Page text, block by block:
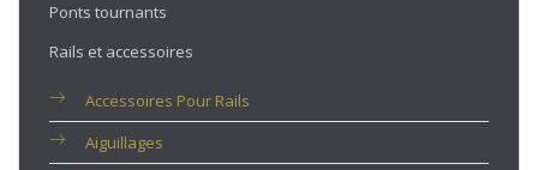
Ponts tournants
Rails et accessoires
Accessoires Pour Rails
Aiguillages